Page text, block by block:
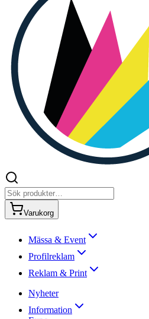
Varukorg
Mässa & Event
Profilreklam
Reklam & Print
Nyheter
Information